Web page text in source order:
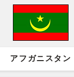
アフガニスタン